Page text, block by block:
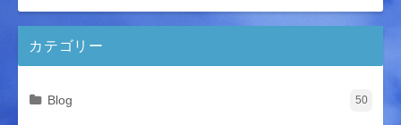
カテゴリー
Blog 50